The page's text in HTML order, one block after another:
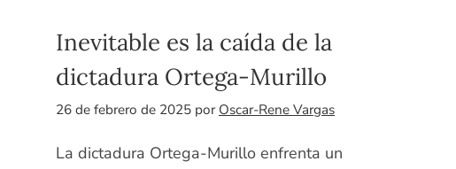
Inevitable es la caída de la
dictadura Ortega-Murillo
26 de febrero de 2025 por Oscar-Rene Vargas
La dictadura Ortega-Murillo enfrenta un